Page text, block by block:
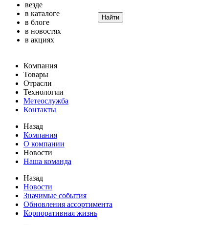
везде
в каталоге
в блоге
в новостях
в акциях
Найти
Компания
Товары
Отрасли
Технологии
Метеослужба
Контакты
Назад
Компания
О компании
Новости
Наша команда
Назад
Новости
Значимые события
Обновления ассортимента
Корпоративная жизнь